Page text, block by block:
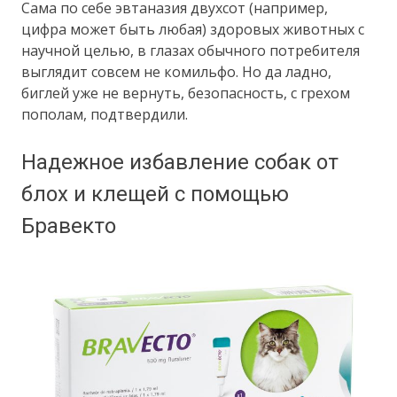
Сама по себе эвтаназия двухсот (например,
цифра может быть любая) здоровых животных с
научной целью, в глазах обычного потребителя
выглядит совсем не комильфо. Но да ладно,
биглей уже не вернуть, безопасность, с грехом
пополам, подтвердили.
Надежное избавление собак от
блох и клещей с помощью
Бравекто